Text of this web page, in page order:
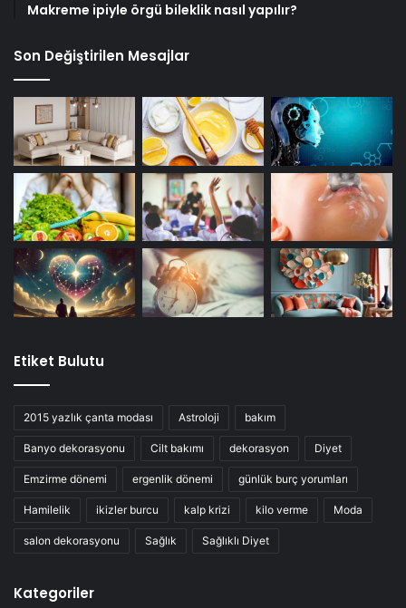
Makreme ipiyle örgü bileklik nasıl yapılır?
Son Değiştirilen Mesajlar
Etiket Bulutu
2015 yazlık çanta modası Astroloji bakım
Banyo dekorasyonu Cilt bakımı dekorasyon Diyet
Emzirme dönemi ergenlik dönemi günlük burç yorumları
Hamilelik ikizler burcu kalp krizi kilo verme Moda
salon dekorasyonu Sağlık Sağlıklı Diyet
Kategoriler